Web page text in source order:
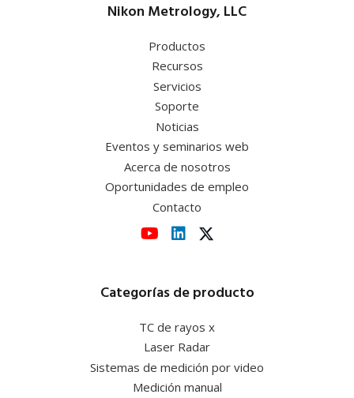
Nikon Metrology, LLC
Productos
Recursos
Servicios
Soporte
Noticias
Eventos y seminarios web
Acerca de nosotros
Oportunidades de empleo
Contacto
Categorías de producto
TC de rayos x
Laser Radar
Sistemas de medición por video
Medición manual